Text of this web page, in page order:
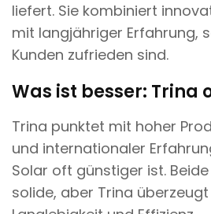
liefert. Sie kombiniert
mit langjähriger Erfahrung,
Kunden zufrieden sind.
Was ist besser: Trina
Trina punktet mit hoher
und internationaler
Solar oft günstiger ist.
solide, aber Trina